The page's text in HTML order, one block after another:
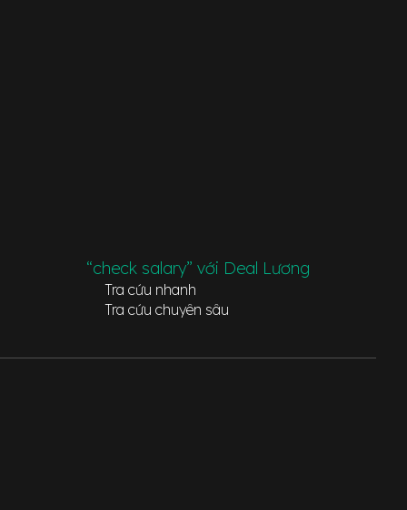
“check salary” với Deal Lương
Tra cứu nhanh
Tra cứu chuyên sâu